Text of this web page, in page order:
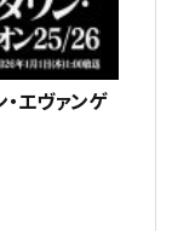
エヴァンゲ